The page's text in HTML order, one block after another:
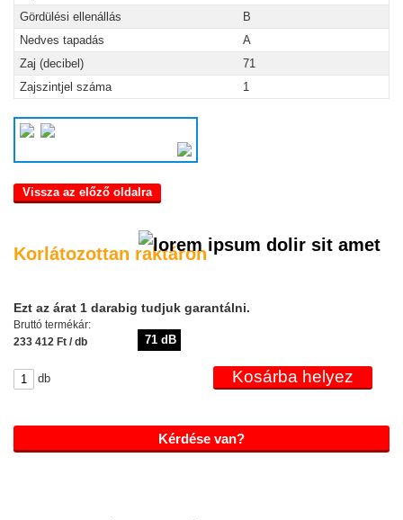
Gördülési ellenállás
B
Nedves tapadás
A
Zaj (decibel)
71
Zajszintjel száma
1
71 dB
Vissza az előző oldalra
Korlátozottan raktáron
Ezt az árat 1 darabig tudjuk garantálni.
Bruttó termékár:
233 412 Ft / db
db
Kérdése van?